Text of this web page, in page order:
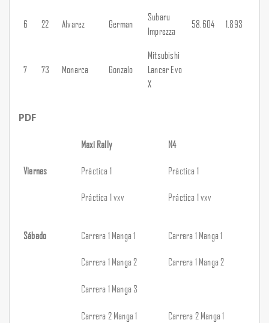
6 22 Alvarez German
Subaru
Imprezza
58.604 1.893
7 73 Monarca Gonzalo
Mitsubishi
Lancer Evo
X
PDF
Maxi Rally N4
Viernes Práctica 1 Práctica 1
Práctica 1 vxv Práctica 1 vxv
Sábado Carrera 1 Manga 1 Carrera 1 Manga 1
Carrera 1 Manga 2 Carrera 1 Manga 2
Carrera 1 Manga 3
Carrera 2 Manga 1 Carrera 2 Manga 1